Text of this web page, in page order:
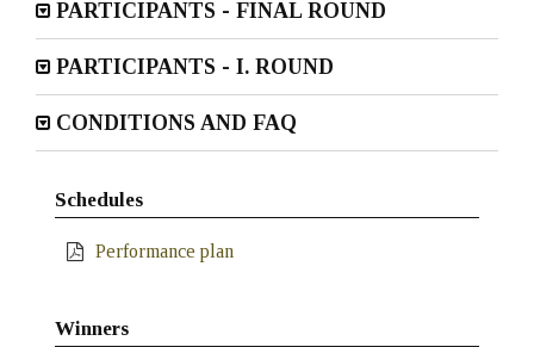
PARTICIPANTS - FINAL ROUND
PARTICIPANTS - I. ROUND
CONDITIONS AND FAQ
Schedules
Performance plan
Winners